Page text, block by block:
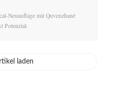
Neuauflage mit Quvenzhané
Potenzial.
laden